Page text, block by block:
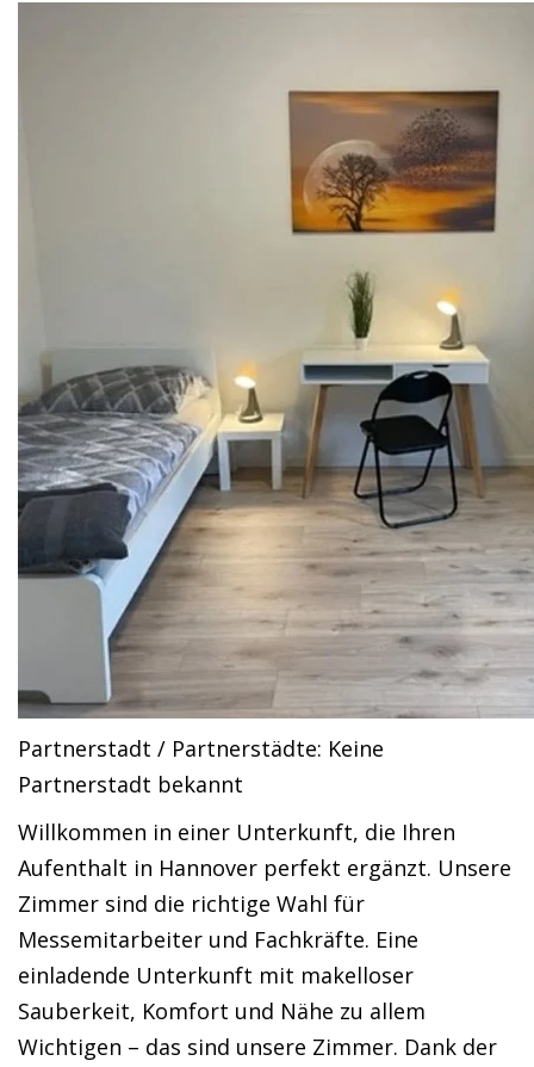
Partnerstadt / Partnerstädte: Keine
Partnerstadt bekannt
Willkommen in einer Unterkunft, die Ihren
Aufenthalt in Hannover perfekt ergänzt. Unsere
Zimmer sind die richtige Wahl für
Messemitarbeiter und Fachkräfte. Eine
einladende Unterkunft mit makelloser
Sauberkeit, Komfort und Nähe zu allem
Wichtigen – das sind unsere Zimmer. Dank der